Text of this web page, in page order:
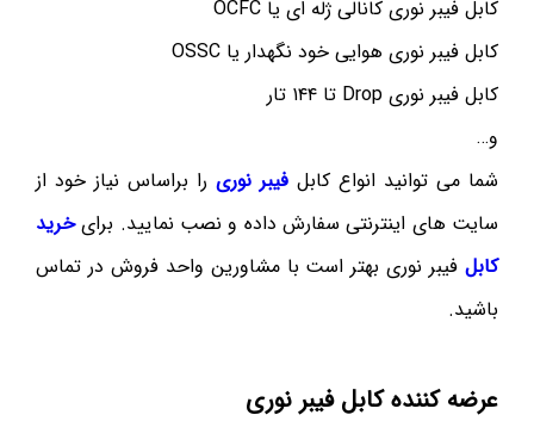
کابل فیبر نوری کانالی ژله ای یا OCFC
کابل فیبر نوری هوایی خود نگهدار یا OSSC
کابل فیبر نوری Drop تا ۱۴۴ تار
و…
شما می توانید انواع کابل فیبر نوری را براساس نیاز خود از
سایت های اینترنتی سفارش داده و نصب نمایید. برایخرید
کابل فیبر نوری بهتر است با مشاورین واحد فروش در تماس
باشید.
عرضه کننده کابل فیبر نوری